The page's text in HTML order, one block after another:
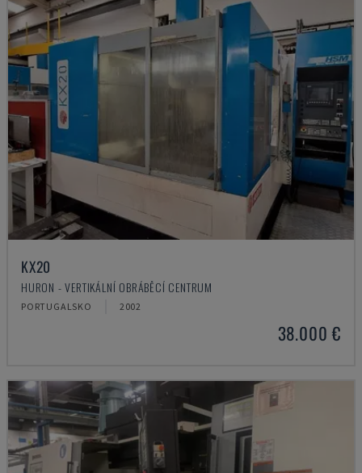
KX20
HURON - VERTIKÁLNÍ OBRÁBĚCÍ CENTRUM
PORTUGALSKO 2002
38.000 €